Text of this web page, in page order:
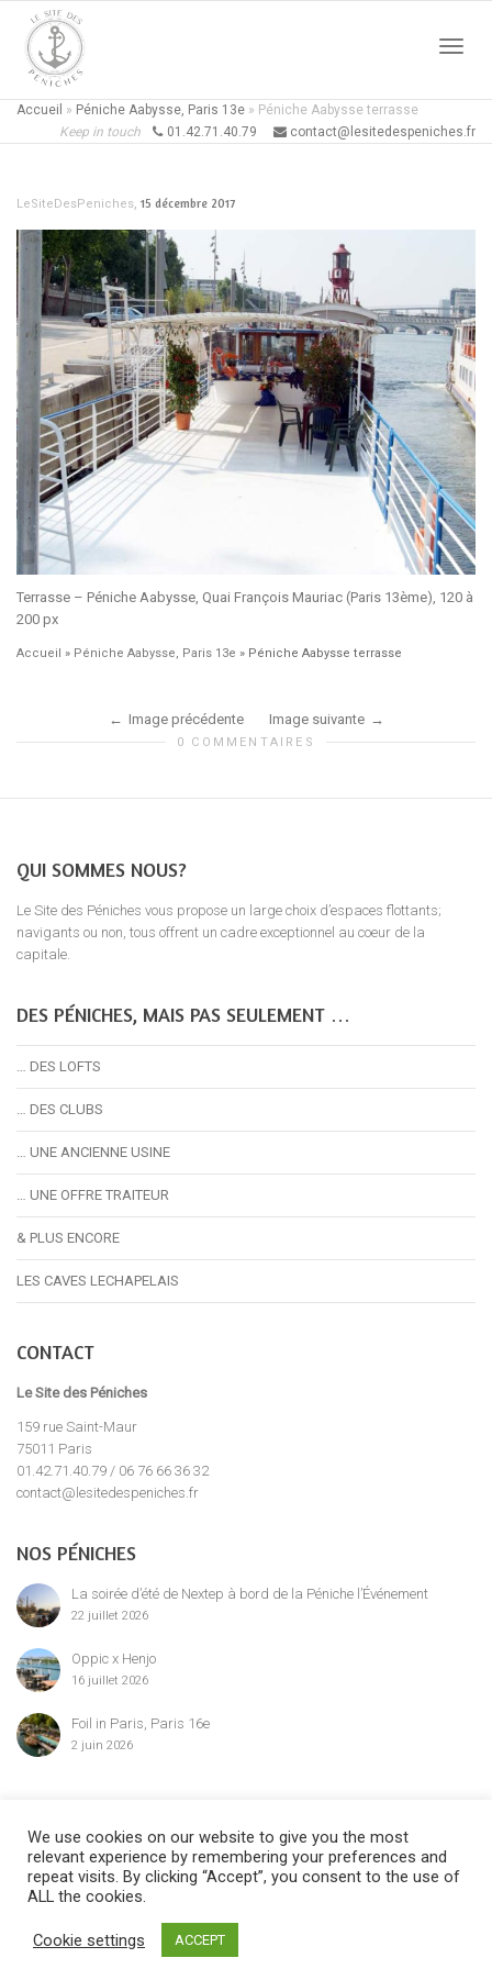
Accueil » Péniche Aabysse, Paris 13e » Péniche Aabysse terrasse
Keep in touch
01.42.71.40.79 contact@lesitedespeniches.fr
LeSiteDesPeniches, 15 décembre 2017
Terrasse – Péniche Aabysse, Quai François Mauriac (Paris 13ème), 120 à
200 px
Accueil » Péniche Aabysse, Paris 13e » Péniche Aabysse terrasse
Image précédente Image suivante
0 COMMENTAIRES
QUI SOMMES NOUS?
Le Site des Péniches vous propose un large choix d’espaces flottants;
navigants ou non, tous offrent un cadre exceptionnel au coeur de la
capitale.
DES PÉNICHES, MAIS PAS SEULEMENT …
… DES LOFTS
… DES CLUBS
… UNE ANCIENNE USINE
… UNE OFFRE TRAITEUR
& PLUS ENCORE
LES CAVES LECHAPELAIS
CONTACT
Le Site des Péniches
159 rue Saint-Maur
75011 Paris
01.42.71.40.79 / 06 76 66 36 32
contact@lesitedespeniches.fr
NOS PÉNICHES
La soirée d’été de Nextep à bord de la Péniche l’Événement
22 juillet 2026
Oppic x Henjo
16 juillet 2026
Foil in Paris, Paris 16e
2 juin 2026
©2024 Le Site des Péniches,privatisation, location et réservation des
péniches parisiennes
We use cookies on our website to give you the most
relevant experience by remembering your preferences and
repeat visits. By clicking “Accept”, you consent to the use of
ALL the cookies.
Cookie settings ACCEPT